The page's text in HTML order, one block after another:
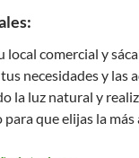
local comercial y
necesidades y las
la luz natural y
que elijas la más